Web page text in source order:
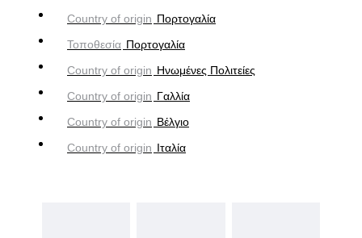
Country of origin Πορτογαλία
Τοποθεσία Πορτογαλία
Country of origin Ηνωμένες Πολιτείες
Country of origin Γαλλία
Country of origin Βέλγιο
Country of origin Ιταλία